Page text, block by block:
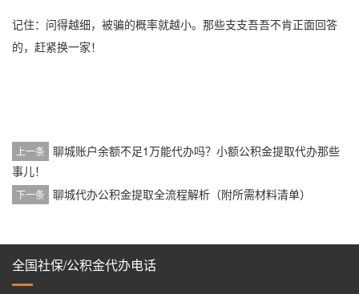
记住：问得越细，被骗的概率就越小。那些支支吾吾不肯正面回答
的，赶紧换一家！
上一条
聊城账户余额不足1万能代办吗？小额公积金提取代办那些
事儿！
下一条 聊城代办公积金提取全流程解析（附所需材料清单）
全国社保/公积金代办电话